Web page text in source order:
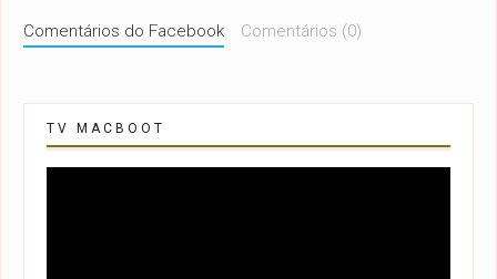
Comentários do Facebook Comentários (0)
TV MACBOOT